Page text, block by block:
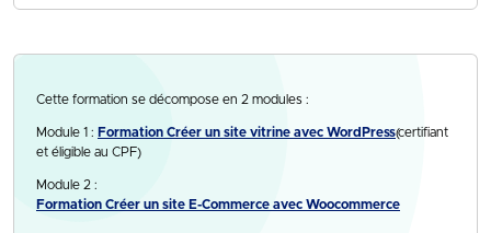
Cette formation se décompose en 2 modules :
Module 1 : Formation Créer un site vitrine avec WordPress(certifiant
et éligible au CPF)
Module 2 :
Formation Créer un site E-Commerce avec Woocommerce